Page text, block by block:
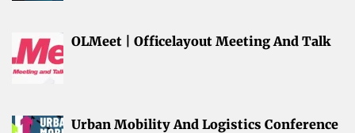
OLMeet | Officelayout Meeting And Talk
Urban Mobility And Logistics Conference